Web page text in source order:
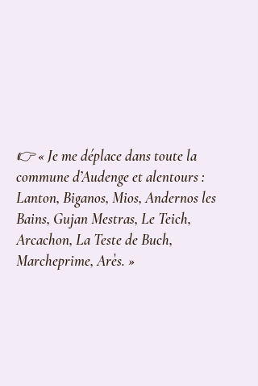
👉 « Je me déplace dans toute la
commune d’Audenge et alentours :
Lanton, Biganos, Mios, Andernos les
Bains, Gujan Mestras, Le Teich,
Arcachon, La Teste de Buch,
Marcheprime, Arès. »